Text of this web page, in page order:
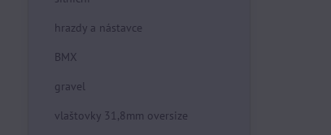
hrazdy a nástavce
BMX
gravel
vlaštovky 31,8mm oversize